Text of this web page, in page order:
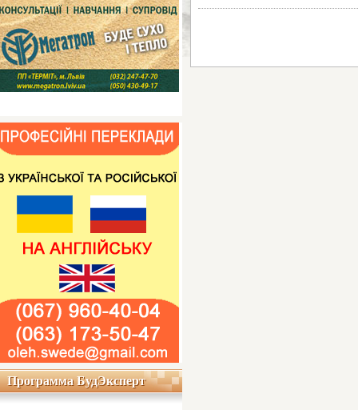
Программа БудЭксперт
Программа БудЭксперт